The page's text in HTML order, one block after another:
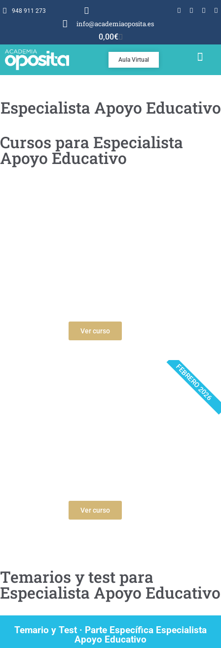
948 911 273
info@academiaoposita.es
0,00€
Aula Virtual
Especialista Apoyo Educativo
Cursos para Especialista
Apoyo Educativo
Ver curso
FEBRERO 2026
Ver curso
Temarios y test para
Especialista Apoyo Educativo
Temario y Test · Parte Específica Especialista
Apoyo Educativo